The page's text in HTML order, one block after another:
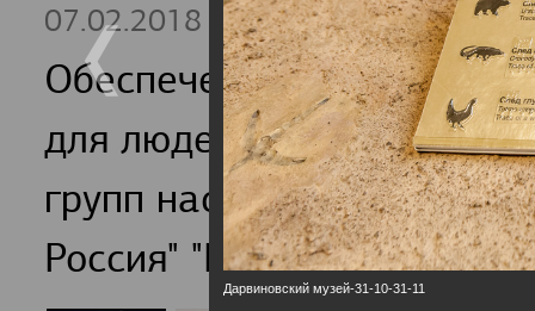
07.02.2018
Обеспечение
для людей с
групп населения
Россия" "Единая страна-
Дарвиновский музей-31-10-31-11